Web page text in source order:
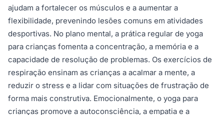
ajudam a fortalecer os músculos e a aumentar a
flexibilidade, prevenindo lesões comuns em atividades
desportivas. No plano mental, a prática regular de yoga
para crianças fomenta a concentração, a memória e a
capacidade de resolução de problemas. Os exercícios de
respiração ensinam as crianças a acalmar a mente, a
reduzir o stress e a lidar com situações de frustração de
forma mais construtiva. Emocionalmente, o yoga para
crianças promove a autoconsciência, a empatia e a